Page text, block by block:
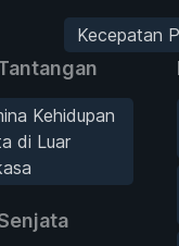
Kecepatan
Kehidupan
di Luar